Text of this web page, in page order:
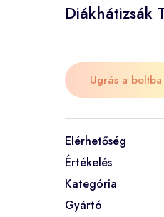
Diákhátizsák
Ugrás a boltba
Elérhetőség
Értékelés
Kategória
Gyártó